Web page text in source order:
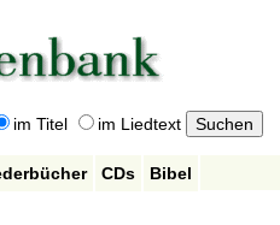
im Titel im Liedtext
CDs
Bibel